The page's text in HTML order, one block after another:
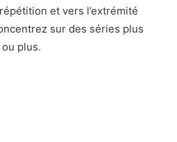
et vers l’extrémité
sur des séries plus
plus.